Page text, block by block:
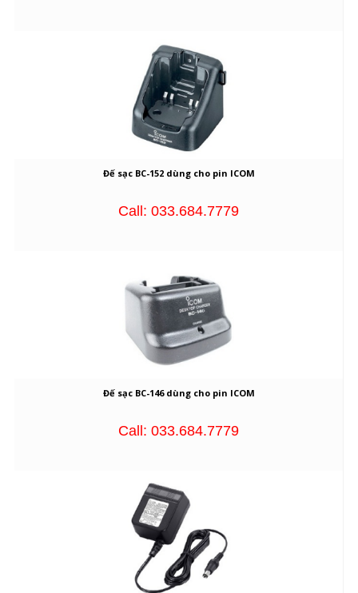
Đế sạc BC-152 dùng cho pin ICOM
Call: 033.684.7779
Đế sạc BC-146 dùng cho pin ICOM
Call: 033.684.7779